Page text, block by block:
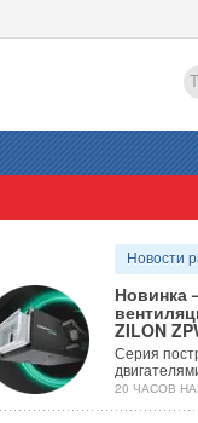
Новости
Новинка
ZILON
Серия
20 ЧАСОВ